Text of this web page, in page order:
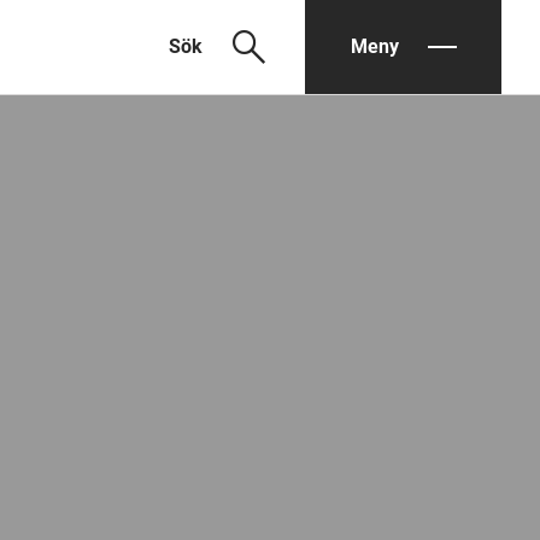
Sök search Meny